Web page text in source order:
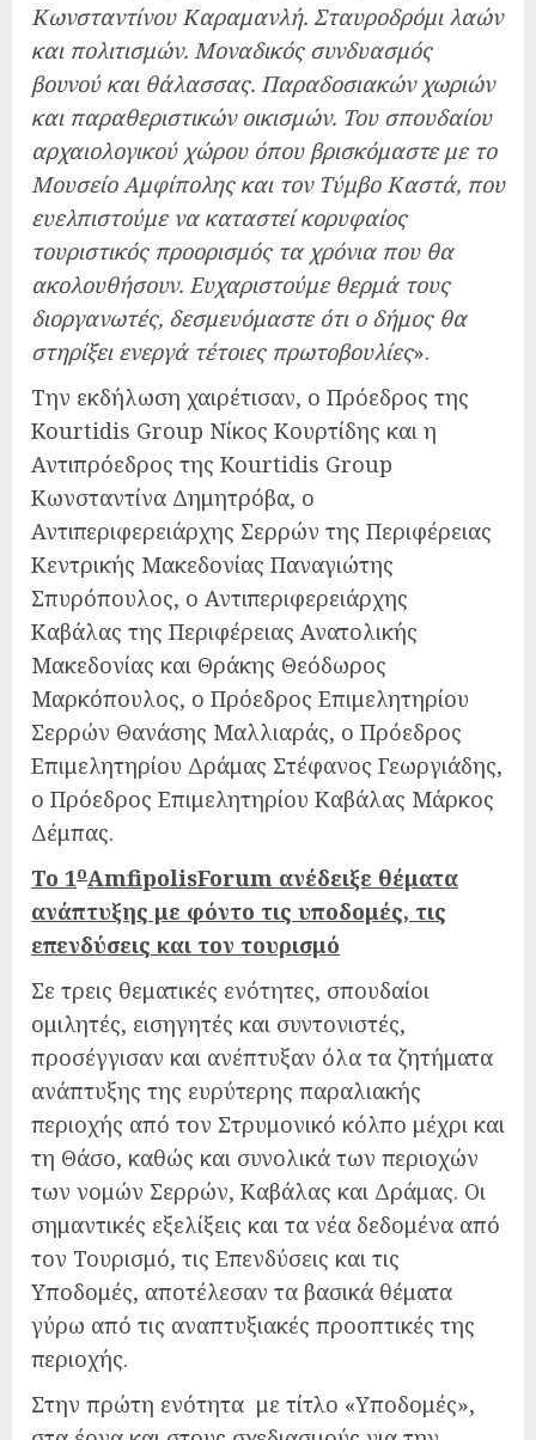
Κωνσταντίνου Καραμανλή. Σταυροδρόμι λαών
και πολιτισμών. Μοναδικός συνδυασμός
βουνού και θάλασσας. Παραδοσιακών χωριών
και παραθεριστικών οικισμών. Του σπουδαίου
αρχαιολογικού χώρου όπου βρισκόμαστε με το
Μουσείο Αμφίπολης και τον Τύμβο Καστά, που
ευελπιστούμε να καταστεί κορυφαίος
τουριστικός προορισμός τα χρόνια που θα
ακολουθήσουν. Ευχαριστούμε θερμά τους
διοργανωτές, δεσμευόμαστε ότι ο δήμος θα
στηρίξει ενεργά τέτοιες πρωτοβουλίες».
Την εκδήλωση χαιρέτισαν, ο Πρόεδρος της
Kourtidis Group Νίκος Κουρτίδης και η
Αντιπρόεδρος της Kourtidis Group
Κωνσταντίνα Δημητρόβα, ο
Αντιπεριφερειάρχης Σερρών της Περιφέρειας
Κεντρικής Μακεδονίας Παναγιώτης
Σπυρόπουλος, ο Αντιπεριφερειάρχης
Καβάλας της Περιφέρειας Ανατολικής
Μακεδονίας και Θράκης Θεόδωρος
Μαρκόπουλος, ο Πρόεδρος Επιμελητηρίου
Σερρών Θανάσης Μαλλιαράς, ο Πρόεδρος
Επιμελητηρίου Δράμας Στέφανος Γεωργιάδης,
ο Πρόεδρος Επιμελητηρίου Καβάλας Μάρκος
Δέμπας.
Το 1οAmfipolisForum ανέδειξε θέματα
ανάπτυξης με φόντο τις υποδομές, τις
επενδύσεις και τον τουρισμό
Σε τρεις θεματικές ενότητες, σπουδαίοι
ομιλητές, εισηγητές και συντονιστές,
προσέγγισαν και ανέπτυξαν όλα τα ζητήματα
ανάπτυξης της ευρύτερης παραλιακής
περιοχής από τον Στρυμονικό κόλπο μέχρι και
τη Θάσο, καθώς και συνολικά των περιοχών
των νομών Σερρών, Καβάλας και Δράμας. Οι
σημαντικές εξελίξεις και τα νέα δεδομένα από
τον Τουρισμό, τις Επενδύσεις και τις
Υποδομές, αποτέλεσαν τα βασικά θέματα
γύρω από τις αναπτυξιακές προοπτικές της
περιοχής.
Στην πρώτη ενότητα με τίτλο «Υποδομές»,